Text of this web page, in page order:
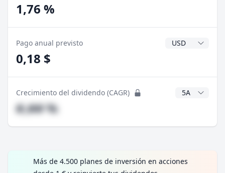
1,76 %
Pago anual previsto Divisa del
0,18 $
Crecimiento del dividendo (CAGR) Años CAGR
#,## %
Más de 4.500 planes de inversión en acciones